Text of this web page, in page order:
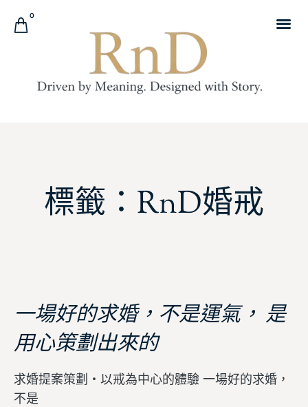
0
標籤：RnD婚戒
一場好的求婚，不是運氣， 是
用心策劃出來的
求婚提案策劃・以戒為中心的體驗 一場好的求婚，
不是